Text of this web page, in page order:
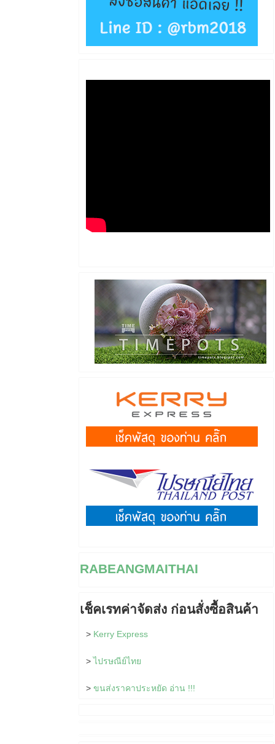
RABEANGMAITHAI
เช็คเรทค่าจัดส่ง ก่อนสั่งซื้อสินค้า
> Kerry Express
>ไปรษณีย์ไทย
> ขนส่งราคาประหยัด อ่าน !!!